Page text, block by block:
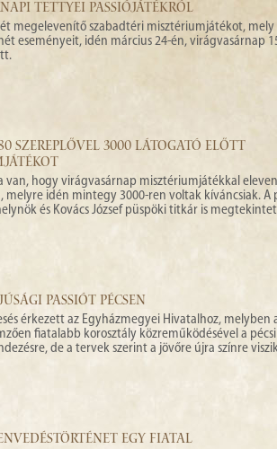
TETTYEI PASSIÓJÁTÉKRÓL
megelevenítő szabadtéri misztériumjátékot, mely
eseményeit, idén március 24-én, virágvasárnap
SZEREPLŐVEL 3000 LÁTOGATÓ ELŐTT
van, hogy virágvasárnap misztériumjátékkal
idén mintegy 3000-ren voltak kíváncsiak. A
és Kovács József püspöki titkár is
PASSIÓT PÉCSEN
érkezett az Egyházmegyei Hivatalhoz, melyben
fiatalabb korosztály közreműködésével a
de a tervek szerint a jövőre újra színre
EGY FIATAL